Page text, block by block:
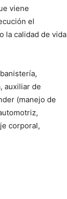
viene
el
la calidad de vida
auxiliar de
(manejo de
corporal,